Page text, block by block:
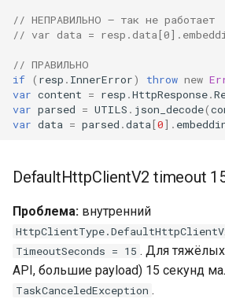
// НЕПРАВИЛЬНО — так не работает
// var data =
// ПРАВИЛЬНО
if ( resp . InnerError) throw new
var content = resp .HttpResponse.
var parsed = UTILS . json_decode(
var data = parsed .data[0].
DefaultHttpClientV2 timeout
Проблема: внутренний
TimeoutSeconds = 15 . Для тяжёлых
API, большие payload) 15 секунд
TaskCanceledException .